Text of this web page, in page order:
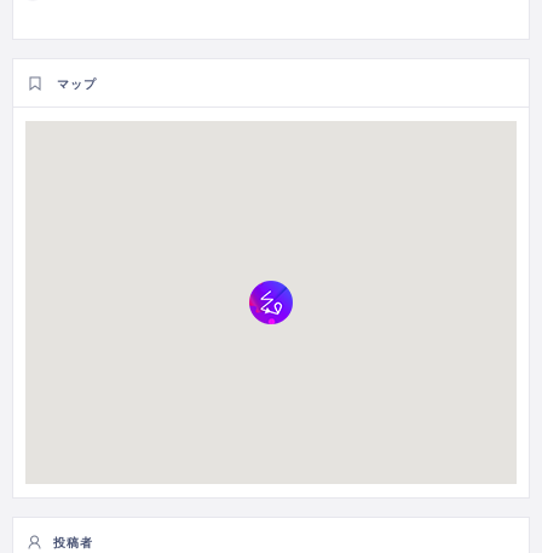
マップ
投稿者